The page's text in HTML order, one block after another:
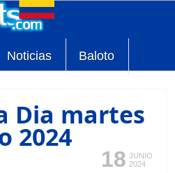
Noticias Baloto
Dia martes
2024
18 JUNIO
2024